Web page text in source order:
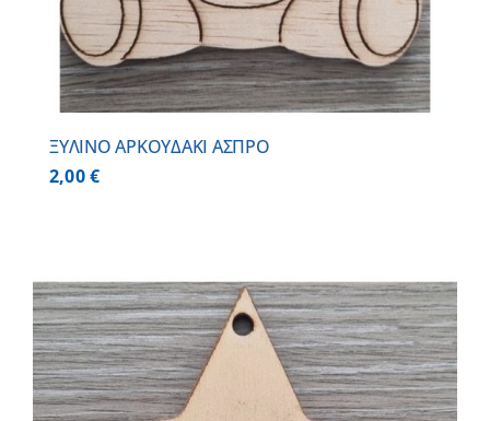
ΞΥΛΙΝΟ ΑΡΚΟΥΔΑΚΙ ΑΣΠΡΟ
2,00€